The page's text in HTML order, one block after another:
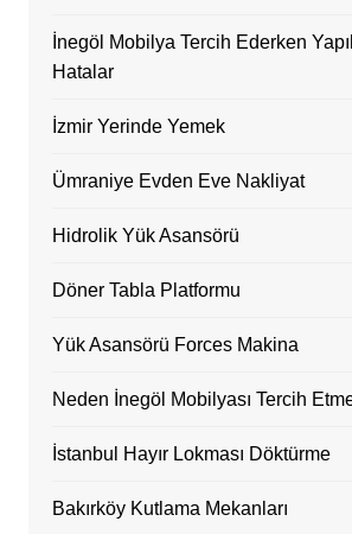
İnegöl Mobilya Tercih Ederken
Hatalar
İzmir Yerinde Yemek
Ümraniye Evden Eve Nakliyat
Hidrolik Yük Asansörü
Döner Tabla Platformu
Yük Asansörü Forces Makina
Neden İnegöl Mobilyası Tercih
İstanbul Hayır Lokması Döktürme
Bakırköy Kutlama Mekanları